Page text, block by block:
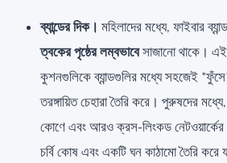
ব্যান্ডের দিক। মহিলাদের মধ্যে, ফাইবার
ত্বকের পৃষ্ঠের লম্বভাবেসাজানো থাকে। এই
কুশনগুলিকে ব্যান্ডগুলির মধ্যে সহজেই
তরঙ্গায়িত চেহারা তৈরি করে। পুরুষদের
কোণে এবং আরও ক্রস-লিংকড নেটওয়ার্কের
চর্বি কোষ এবং একটি ঘন কাঠামো তৈরি